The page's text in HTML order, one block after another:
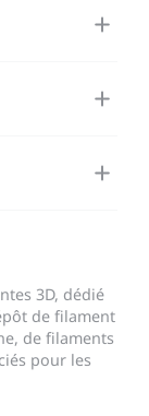
3D, dédié
de filament
de filaments
pour les